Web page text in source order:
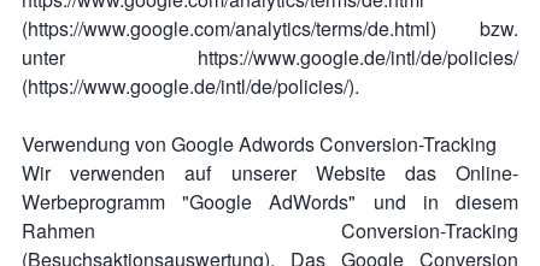
(https://www.google.com/analytics/terms/de.html) bzw.
unter https://www.google.de/intl/de/policies/
(https://www.google.de/intl/de/policies/).
Verwendung von Google Adwords Conversion-Tracking
Wir verwenden auf unserer Website das Online-
Werbeprogramm "Google AdWords" und in diesem
Rahmen Conversion-Tracking
(Besuchsaktionsauswertung). Das Google Conversion